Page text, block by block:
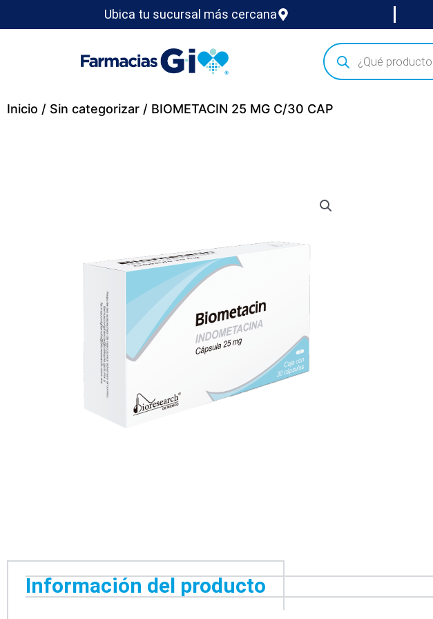
Ubica tu sucursal más cercana
Inicio / Sin categorizar / BIOMETACIN 25 MG C/30 CAP
Información del producto